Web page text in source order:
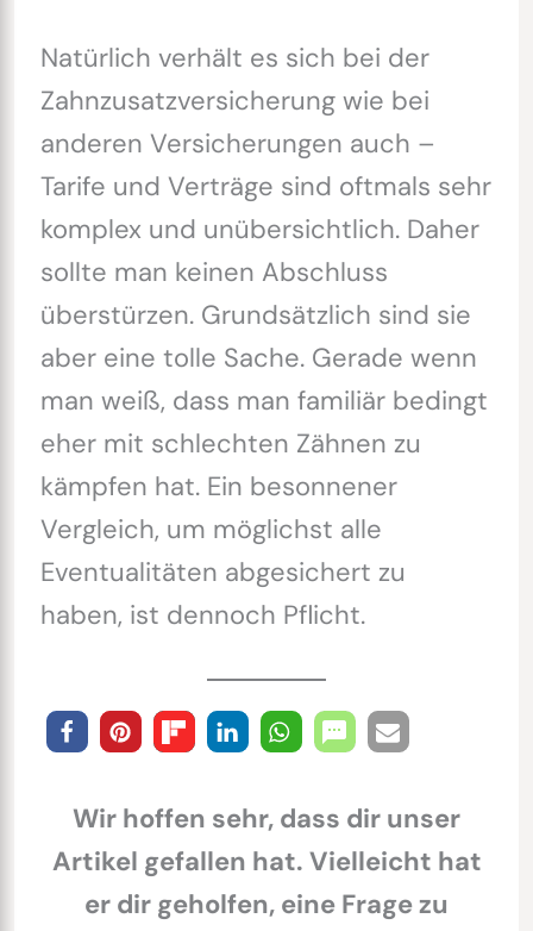
Natürlich verhält es sich bei der
Zahnzusatzversicherung wie bei
anderen Versicherungen auch –
Tarife und Verträge sind oftmals sehr
komplex und unübersichtlich. Daher
sollte man keinen Abschluss
überstürzen. Grundsätzlich sind sie
aber eine tolle Sache. Gerade wenn
man weiß, dass man familiär bedingt
eher mit schlechten Zähnen zu
kämpfen hat. Ein besonnener
Vergleich, um möglichst alle
Eventualitäten abgesichert zu
haben, ist dennoch Pflicht.
Wir hoffen sehr, dass dir unser
Artikel gefallen hat. Vielleicht hat
er dir geholfen, eine Frage zu